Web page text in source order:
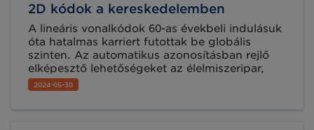
2D kódok a kereskedelemben
A lineáris vonalkódok 60-as évekbeli indulásuk
óta hatalmas karriert futottak be globális
szinten. Az automatikus azonosításban rejlő
elképesztő lehetőségeket az élelmiszeripar,
valamint a kereskedelem, mint úttörő iparágak
fedezték fel elsőként, majd az évtizedek során
2024-05-30